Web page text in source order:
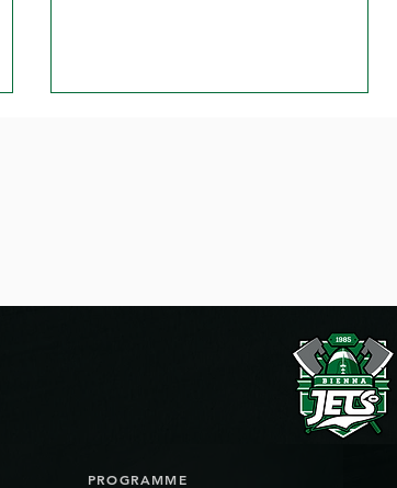
Journée de flag football à
PROGRAMME